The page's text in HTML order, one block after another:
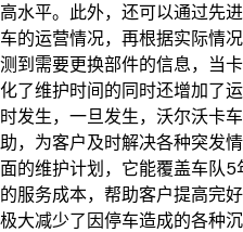
高水平。此外，还可以通过先
车的运营情况，再根据实际情
测到需要更换部件的信息，当
化了维护时间的同时还增加了
时发生，一旦发生，沃尔沃卡
助，为客户及时解决各种突发
面的维护计划，它能覆盖车队
的服务成本，帮助客户提高完
极大减少了因停车造成的各种